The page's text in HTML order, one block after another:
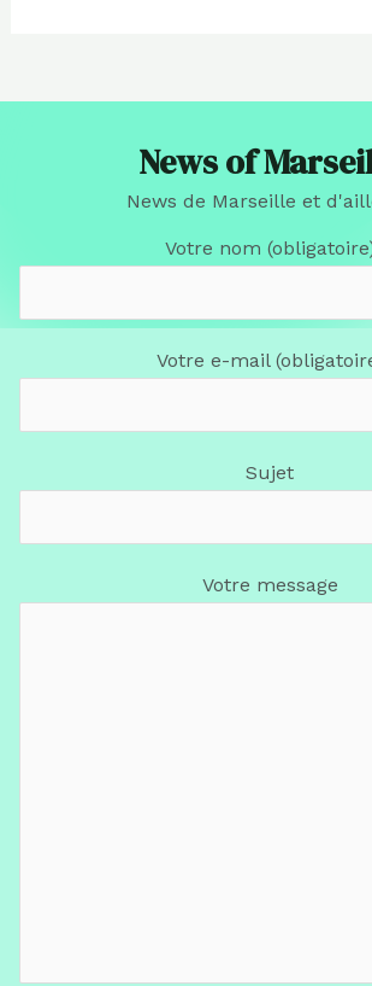
News of
News de Marseille et
Votre nom
Votre e-mail
Sujet
Votre message